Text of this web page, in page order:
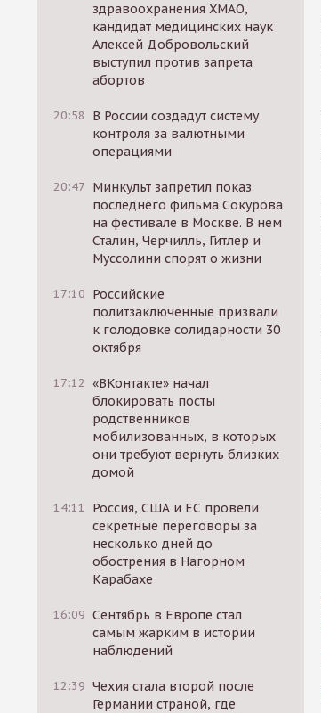
здравоохранения ХМАО,
кандидат медицинских наук
Алексей Добровольский
выступил против запрета
абортов
20:58
В России создадут систему
контроля за валютными
операциями
20:47 Минкульт запретил показ
последнего фильма Сокурова
на фестивале в Москве. В нем
Сталин, Черчилль, Гитлер и
Муссолини спорят о жизни
17:10 Российские
политзаключенные призвали
к голодовке солидарности 30
октября
17:12 «ВКонтакте» начал
блокировать посты
родственников
мобилизованных, в которых
они требуют вернуть близких
домой
14:11
Россия, США и ЕС провели
секретные переговоры за
несколько дней до
обострения в Нагорном
Карабахе
16:09 Сентябрь в Европе стал
самым жарким в истории
наблюдений
12:39 Чехия стала второй после
Германии страной, где